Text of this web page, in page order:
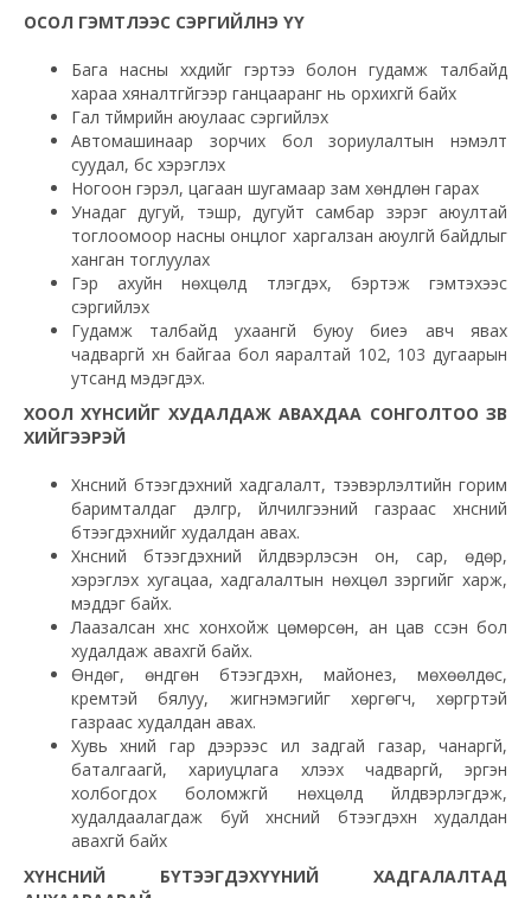
ОСОЛ ГЭМТЛЭЭС СЭРГИЙЛНЭ ҮҮ
Бага насны хүүхдийг гэртээ болон гудамж талбайд
хараа хяналтгүйгээр ганцааранг нь орхихгүй байх
Гал түймрийн аюулаас сэргийлэх
Автомашинаар зорчих бол зориулалтын нэмэлт
суудал, бүс хэрэглэх
Ногоон гэрэл, цагаан шугамаар зам хөндлөн гарах
Унадаг дугуй, тэшүүр, дугуйт самбар зэрэг аюултай
тоглоомоор насны онцлог харгалзан аюулгүй байдлыг
ханган тоглуулах
Гэр ахуйн нөхцөлд түлэгдэх, бэртэж гэмтэхээс
сэргийлэх
Гудамж талбайд ухаангүй буюу биеэ авч явах
чадваргүй хүн байгаа бол яаралтай 102, 103 дугаарын
утсанд мэдэгдэх.
ХООЛ ХҮНСИЙГ ХУДАЛДАЖ АВАХДАА СОНГОЛТОО ЗӨВ
ХИЙГЭЭРЭЙ
Хүнсний бүтээгдэхүүний хадгалалт, тээвэрлэлтийн горим
баримталдаг дэлгүүр, үйлчилгээний газраас хүнсний
бүтээгдэхүүнийг худалдан авах.
Хүнсний бүтээгдэхүүний үйлдвэрлэсэн он, сар, өдөр,
хэрэглэх хугацаа, хадгалалтын нөхцөл зэргийг харж,
мэддэг байх.
Лаазалсан хүнс хонхойж цөмөрсөн, ан цав үүссэн бол
худалдаж авахгүй байх.
Өндөг, өндгөн бүтээгдэхүүн, майонез, мөхөөлдөс,
кремтэй бялуу, жигнэмэгийг хөргөгч, хөргүүртэй
газраас худалдан авах.
Хувь хүний гар дээрээс ил задгай газар, чанаргүй,
баталгаагүй, хариуцлага хүлээх чадваргүй, эргэн
холбогдох боломжгүй нөхцөлд үйлдвэрлэгдэж,
худалдаалагдаж буй хүнсний бүтээгдэхүүн худалдан
авахгүй байх
ХҮНСНИЙ БҮТЭЭГДЭХҮҮНИЙ ХАДГАЛАЛТАД